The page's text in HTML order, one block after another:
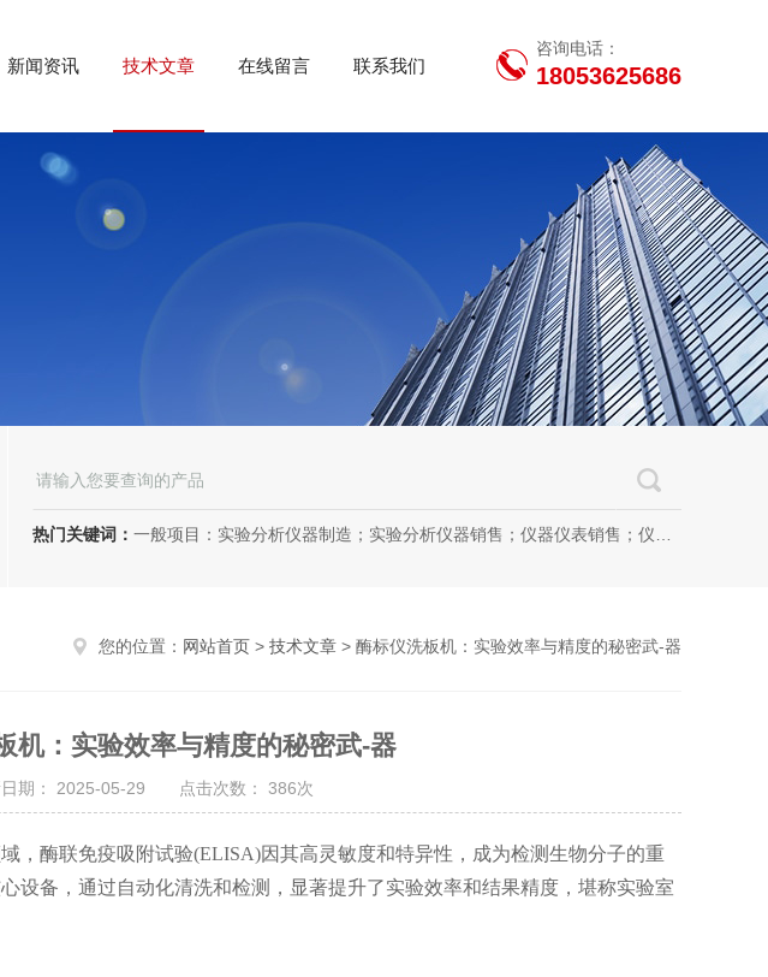
新闻资讯 技术文章 在线留言 联系我们
咨询电话：
18053625686
热门关键词： 一般项目：实验分析仪器制造；实验分析仪器销售；仪器仪表销售；仪器仪表制造；电子测量仪器销售；电子测量仪器制造；电子产品销售；环境保护专用设备制造；环境保护专用设备销售；办公设备销售；办公设备耗材制造；专用设备修理；信息安全设备制造；信息安全设备销售；物联网设备制造；通信设备制造；电子（气）物理设备及其他电子设备制造；技术服务、技术开发、技术咨询、技术交流、技术转让、技术推广；软件开发；光污染治理服务；工程管理服务；电子专用设备制造；教学用模型及教具制造；教学用模型及教具销售；金属材料销售；通讯设备销售；通讯设备修理；五金产品制造；五金产品批发；五金产品零售；五金产品研发；信息咨询服务（不含许可类信息咨询服务）；信息技术咨询服务；物联网设备销售（除依法须经批准的项目外，凭营业执照依法自主开展经营活动）许可项目：房屋建筑和市政基础设施项目工程总承包；互联网平台（依法须经批准的项目，经相关部门批准后方可开展经营活动，具体经营项目以审批结果为准）
您的位置： 网站首页 > 技术文章 > 酶标仪洗板机：实验效率与精度的秘密武-器
机：实验效率与精度的秘密武-器
日期： 2025-05-29 点击次数： 386次
，酶联免疫吸附试验(ELISA)因其高灵敏度和特异性，成为检测生物分子的重
设备，通过自动化清洗和检测，显著提升了实验效率和结果精度，堪称实验室